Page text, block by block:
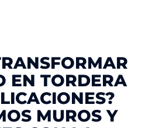
EN TORDERA
MUROS Y